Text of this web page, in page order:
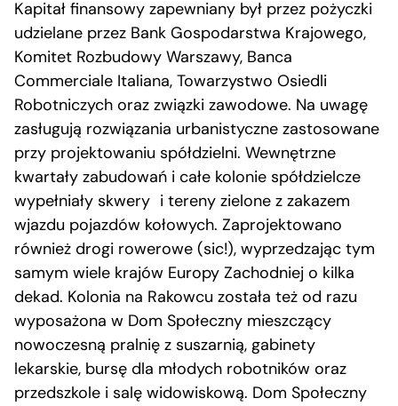
Kapitał finansowy zapewniany był przez pożyczki
udzielane przez Bank Gospodarstwa Krajowego,
Komitet Rozbudowy Warszawy, Banca
Commerciale Italiana, Towarzystwo Osiedli
Robotniczych oraz związki zawodowe. Na uwagę
zasługują rozwiązania urbanistyczne zastosowane
przy projektowaniu spółdzielni. Wewnętrzne
kwartały zabudowań i całe kolonie spółdzielcze
wypełniały skwery i tereny zielone z zakazem
wjazdu pojazdów kołowych. Zaprojektowano
również drogi rowerowe (sic!), wyprzedzając tym
samym wiele krajów Europy Zachodniej o kilka
dekad. Kolonia na Rakowcu została też od razu
wyposażona w Dom Społeczny mieszczący
nowoczesną pralnię z suszarnią, gabinety
lekarskie, bursę dla młodych robotników oraz
przedszkole i salę widowiskową. Dom Społeczny